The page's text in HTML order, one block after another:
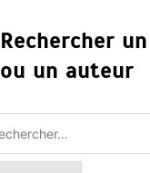
Rechercher
ou un auteur